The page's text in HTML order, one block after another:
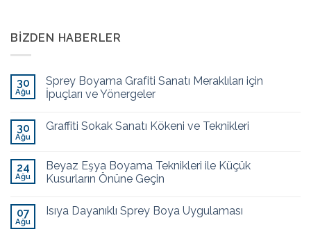
BIZDEN HABERLER
30
Ağu
Sprey Boyama Grafiti Sanatı Meraklıları için
İpuçları ve Yönergeler
30
Ağu
Graffiti Sokak Sanatı Kökeni ve Teknikleri
24
Ağu
Beyaz Eşya Boyama Teknikleri ile Küçük
Kusurların Önüne Geçin
07
Ağu
Isıya Dayanıklı Sprey Boya Uygulaması